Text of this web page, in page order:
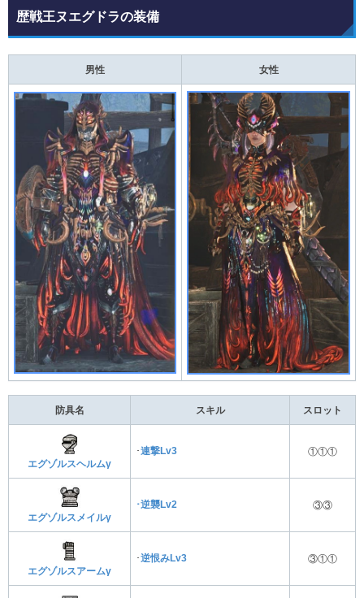
歴戦王ヌエグドラの装備
男性 女性
防具名 スキル スロット
エグゾルスヘルムγ
･連撃Lv3 ①①①
エグゾルスメイルγ
･逆襲Lv2 ③③
エグゾルスアームγ
･逆恨みLv3 ③①①